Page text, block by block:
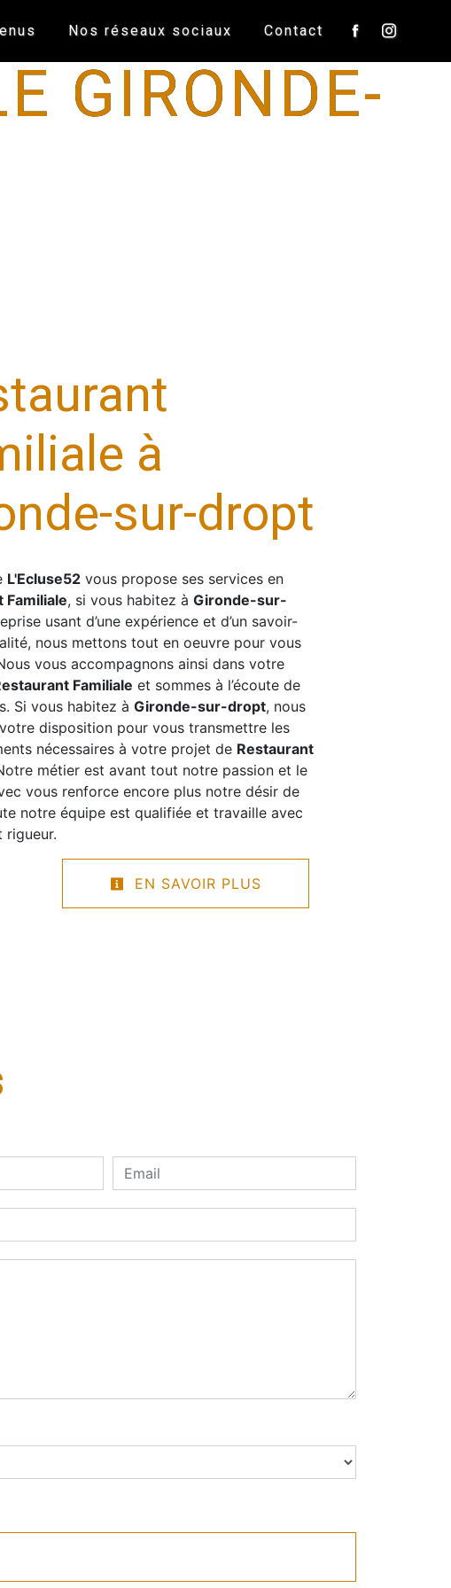
Nos réseaux sociaux Contact
GIRONDE-
à
sur-dropt
L'Ecluse52 vous propose ses services en
Familiale, si vous habitez à Gironde-sur-
usant d’une expérience et d’un savoir-
nous mettons tout en oeuvre pour vous
vous accompagnons ainsi dans votre
Familiale et sommes à l’écoute de
Si vous habitez à Gironde-sur-dropt, nous
disposition pour vous transmettre les
nécessaires à votre projet de Restaurant
métier est avant tout notre passion et le
vous renforce encore plus notre désir de
notre équipe est qualifiée et travaille avec
rigueur.
EN SAVOIR PLUS